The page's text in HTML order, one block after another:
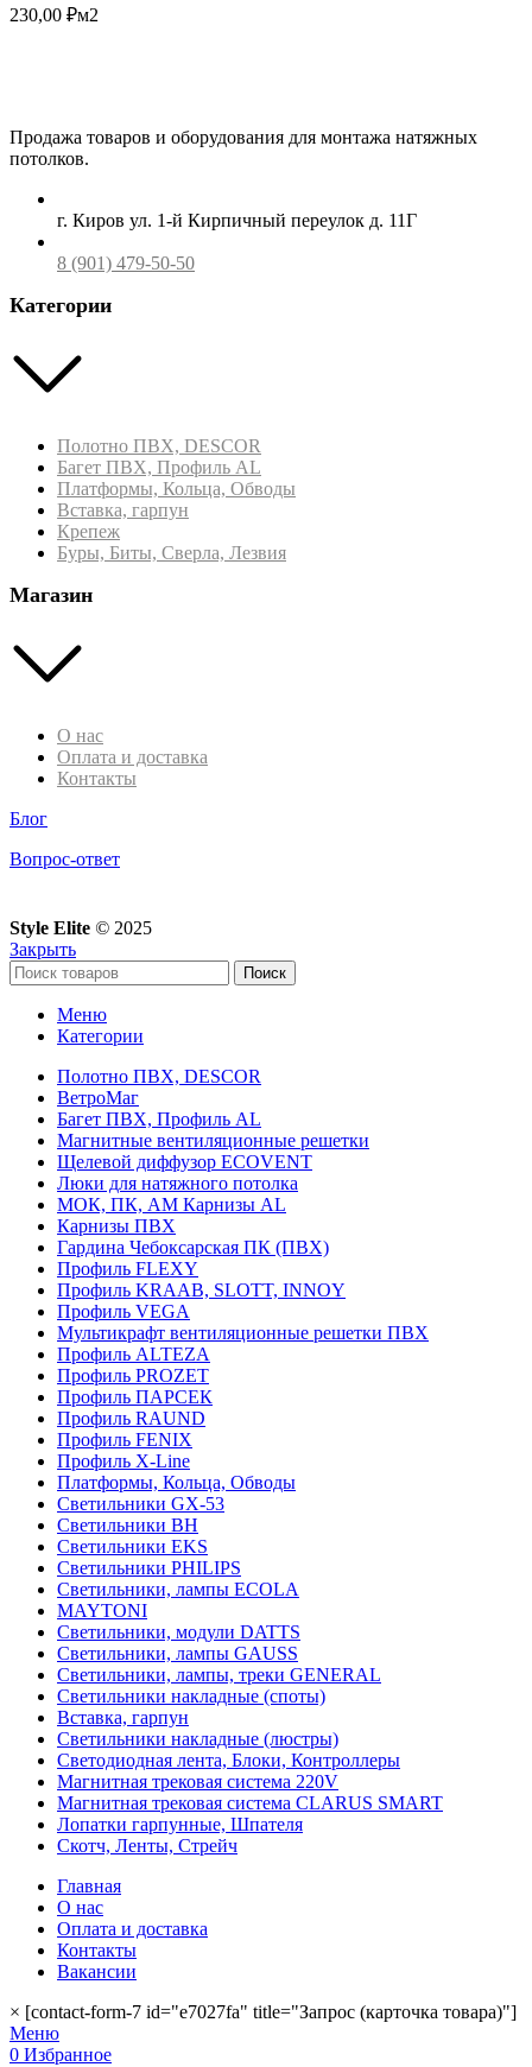
230,00 ₽м2
Продажа товаров и оборудования для монтажа натяжных
потолков.
г. Киров ул. 1-й Кирпичный переулок д. 11Г
8 (901) 479-50-50
Категории
Полотно ПВХ, DESCOR
Багет ПВХ, Профиль AL
Платформы, Кольца, Обводы
Вставка, гарпун
Крепеж
Буры, Биты, Сверла, Лезвия
Магазин
О нас
Оплата и доставка
Контакты
Блог
Вопрос-ответ
Style Elite © 2025
Закрыть
Поиск
Меню
Категории
Полотно ПВХ, DESCOR
ВетроМаг
Багет ПВХ, Профиль AL
Магнитные вентиляционные решетки
Щелевой диффузор ECOVENT
Люки для натяжного потолка
МОК, ПК, АМ Карнизы AL
Карнизы ПВХ
Гардина Чебоксарская ПК (ПВХ)
Профиль FLEXY
Профиль KRAAB, SLOTT, INNOY
Профиль VEGA
Мультикрафт вентиляционные решетки ПВХ
Профиль ALTEZA
Профиль PROZET
Профиль ПАРСЕК
Профиль RAUND
Профиль FENIX
Профиль Х-Line
Платформы, Кольца, Обводы
Светильники GX-53
Светильники BH
Светильники EKS
Светильники PHILIPS
Светильники, лампы ECOLA
MAYTONI
Светильники, модули DATTS
Светильники, лампы GAUSS
Светильники, лампы, треки GENERAL
Светильники накладные (споты)
Вставка, гарпун
Светильники накладные (люстры)
Светодиодная лента, Блоки, Контроллеры
Магнитная трековая система 220V
Магнитная трековая система CLARUS SMART
Лопатки гарпунные, Шпателя
Скотч, Ленты, Стрейч
Главная
О нас
Оплата и доставка
Контакты
Вакансии
× [contact-form-7 id="e7027fa" title="Запрос (карточка товара)"]
Меню
0 Избранное